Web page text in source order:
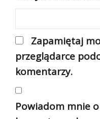
Zapamiętaj
przeglądarce
komentarzy.
Powiadom mnie